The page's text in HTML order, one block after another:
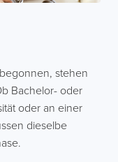
stehen
Bachelor- oder
oder an einer
dieselbe